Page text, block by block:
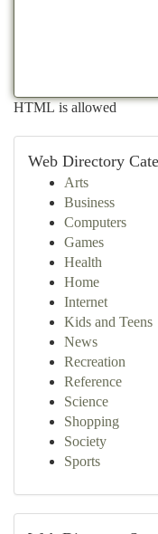
HTML is allowed
Web Directory
Arts
Business
Computers
Games
Health
Home
Internet
Kids and Teens
News
Recreation
Reference
Science
Shopping
Society
Sports